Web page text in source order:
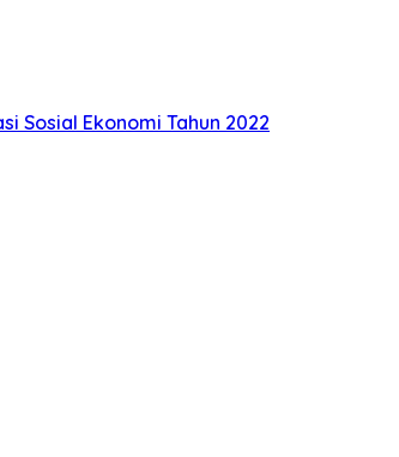
Sosial Ekonomi Tahun 2022